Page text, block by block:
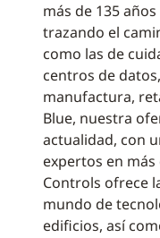
más de 135
trazando el
como las de
centros de
manufactura,
Blue, nuestra
actualidad, con
expertos en más
Controls ofrece
mundo de
edificios, así